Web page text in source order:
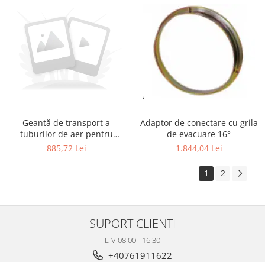
Geantă de transport a
tuburilor de aer pentru
ventilatorul FANERGY EFI 120885,72 Lei
Adaptor de conectare cu grila
de evacuare 16°
1.844,04 Lei
1 2
SUPORT CLIENTI
L-V 08:00 - 16:30
+40761911622